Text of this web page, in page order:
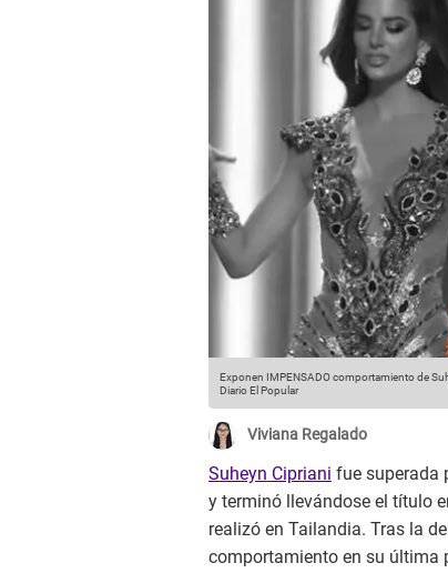
Exponen IMPENSADO comportamiento de
Diario El Popular
Viviana Regalado
Suheyn Cipriani fue superada
y terminó llevándose el título
realizó en Tailandia. Tras la
comportamiento en su última